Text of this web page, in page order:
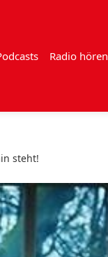
Radio hören
steht!